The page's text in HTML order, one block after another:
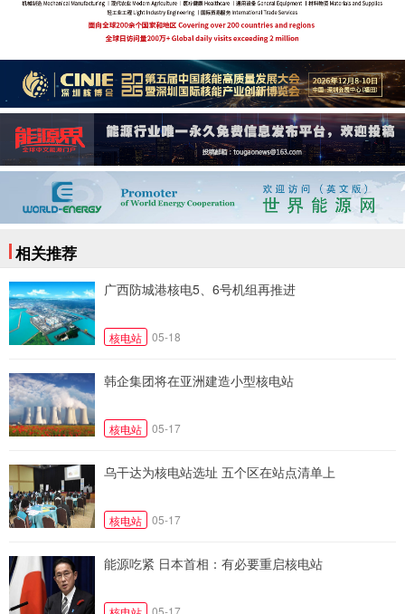
相关推荐
广西防城港核电5、6号机组再推进
核电站 05-18
韩企集团将在亚洲建造小型核电站
核电站 05-17
乌干达为核电站选址 五个区在站点清单上
核电站 05-17
能源吃紧 日本首相：有必要重启核电站
05-17